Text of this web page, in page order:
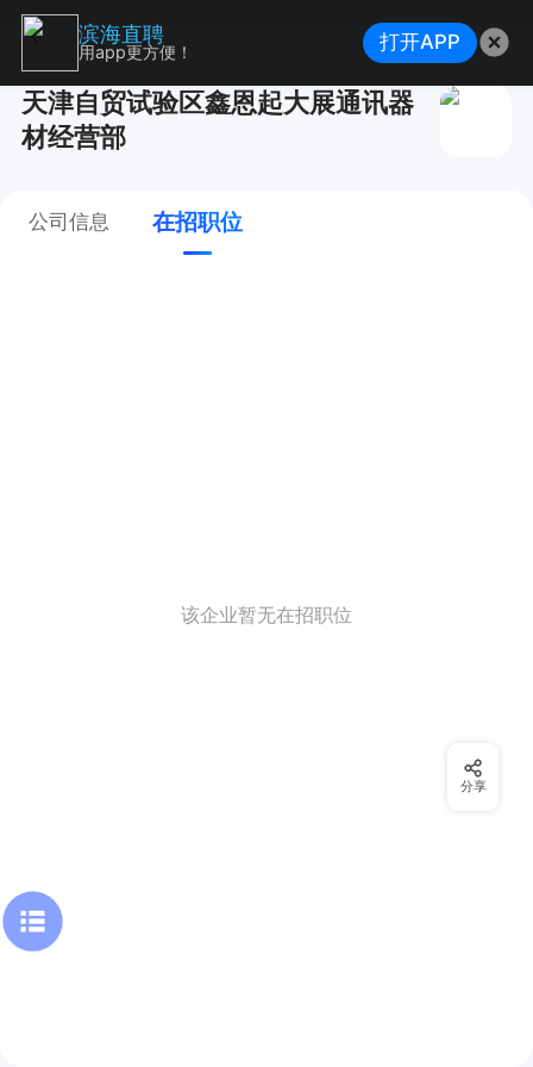
天津自贸试验区鑫恩起大展通讯器
材经营部
公司信息 在招职位
该企业暂无在招职位
分享
滨海直聘
用app更方便！ 打开APP